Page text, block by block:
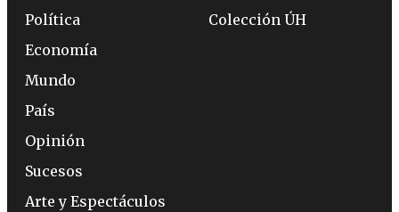
Política
Economía
Mundo
País
Opinión
Sucesos
Arte y Espectáculos
Colección ÚH